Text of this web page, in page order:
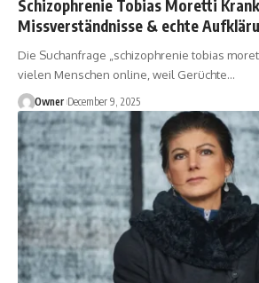
Schizophrenie Tobias Moretti
Missverständnisse & echte
Die Suchanfrage „schizophrenie tobias
vielen Menschen online, weil Gerüchte…
Owner December 9, 2025